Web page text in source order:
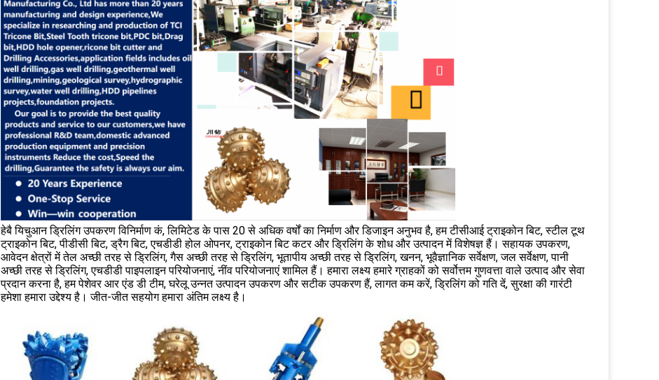
हेबै यिचुआन ड्रिलिंग उपकरण विनिर्माण कं, लिमिटेड के पास 20 से अधिक वर्षों का निर्माण और डिजाइन अनुभव है, हम टीसीआई ट्राइकोन बिट, स्टील टूथ
ट्राइकोन बिट, पीडीसी बिट, ड्रैग बिट, एचडीडी होल ओपनर, ट्राइकोन बिट कटर और ड्रिलिंग के शोध और उत्पादन में विशेषज्ञ हैं। सहायक उपकरण,
आवेदन क्षेत्रों में तेल अच्छी तरह से ड्रिलिंग, गैस अच्छी तरह से ड्रिलिंग, भूतापीय अच्छी तरह से ड्रिलिंग, खनन, भूवैज्ञानिक सर्वेक्षण, जल सर्वेक्षण, पानी
अच्छी तरह से ड्रिलिंग, एचडीडी पाइपलाइन परियोजनाएं, नींव परियोजनाएं शामिल हैं। हमारा लक्ष्य हमारे ग्राहकों को सर्वोत्तम गुणवत्ता वाले उत्पाद और सेवा
प्रदान करना है, हम पेशेवर आर एंड डी टीम, घरेलू उन्नत उत्पादन उपकरण और सटीक उपकरण हैं, लागत कम करें, ड्रिलिंग को गति दें, सुरक्षा की गारंटी
हमेशा हमारा उद्देश्य है। जीत-जीत सहयोग हमारा अंतिम लक्ष्य है।